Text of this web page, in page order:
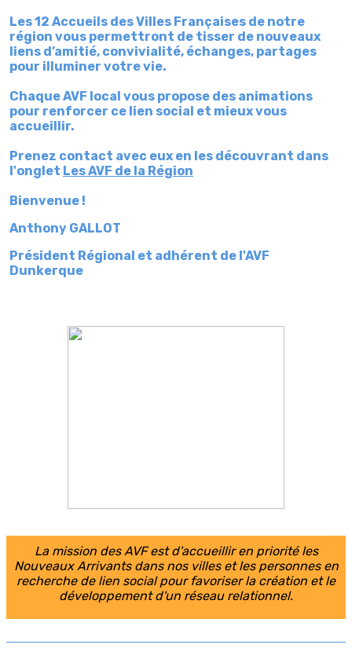
Les 12 Accueils des Villes Françaises de notre
région vous permettront de tisser de nouveaux
liens d’amitié, convivialité, échanges, partages
pour illuminer votre vie.
Chaque AVF local vous propose des animations
pour renforcer ce lien social et mieux vous
accueillir.
Prenez contact avec eux en les découvrant dans
l'onglet Les AVF de la Région
Bienvenue !
Anthony GALLOT
Président Régional et adhérent de l'AVF
Dunkerque
La mission des AVF est d'accueillir en priorité les
Nouveaux Arrivants dans nos villes et les personnes en
recherche de lien social pour favoriser la création et le
développement d'un réseau relationnel.